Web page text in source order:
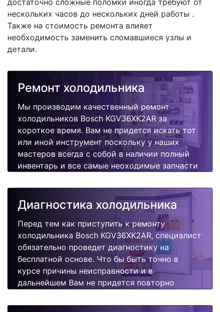
достаточно сложные поломки иногда требуют от
нескольких часов до нескольких дней работы .
Также на стоимость ремонта влияет
необходимость заменить сломавшиеся узлы и
детали.
Ремонт холодильника
Мы производим качественный ремонт
холодильников Bosch KGV36XK2AR за
короткое время. Вам не придется искать тот
или иной инструмент поскольку у наших
мастеров всегда с собой в наличии полный
инвентарь и все самые неоходимые запчасти
быстро, качественно и недорого.
Диагностика холодильника
Перед тем как приступить к ремонту
холодильника Bosch KGV36XK2AR, специалист
обязательно проведет диагностику на
бесплатной основе. Что бы быть точно в
курсе причины неисправности и в
дальнейшем Вам не придется повторно
поломок.